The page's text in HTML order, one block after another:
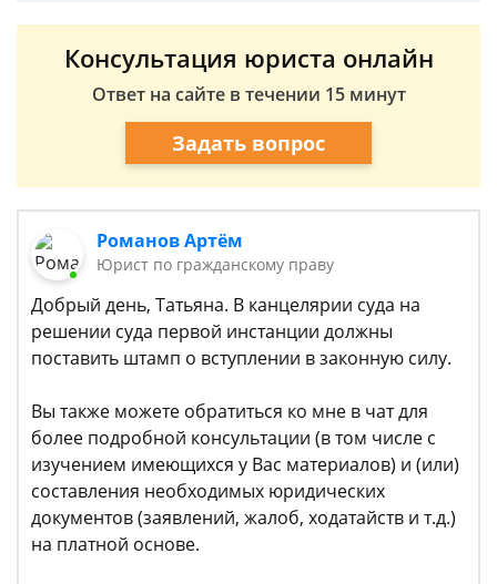
Консультация юриста онлайн
Ответ на сайте в течении 15 минут
Задать вопрос
Романов Артём
Юрист по гражданскому праву
Добрый день, Татьяна. В канцелярии суда на
решении суда первой инстанции должны
поставить штамп о вступлении в законную силу.
Вы также можете обратиться ко мне в чат для
более подробной консультации (в том числе с
изучением имеющихся у Вас материалов) и (или)
составления необходимых юридических
документов (заявлений, жалоб, ходатайств и т.д.)
на платной основе.